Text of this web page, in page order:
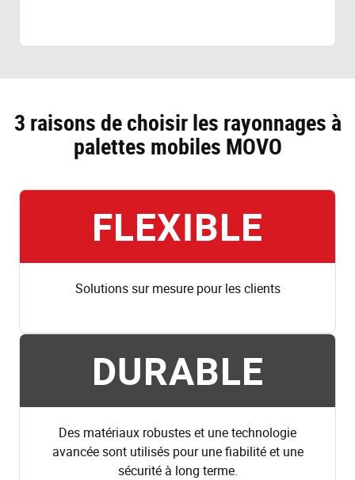
3 raisons de choisir les rayonnages à
palettes mobiles MOVO
FLEXIBLE
Solutions sur mesure pour les clients
DURABLE
Des matériaux robustes et une technologie
avancée sont utilisés pour une fiabilité et une
sécurité à long terme.